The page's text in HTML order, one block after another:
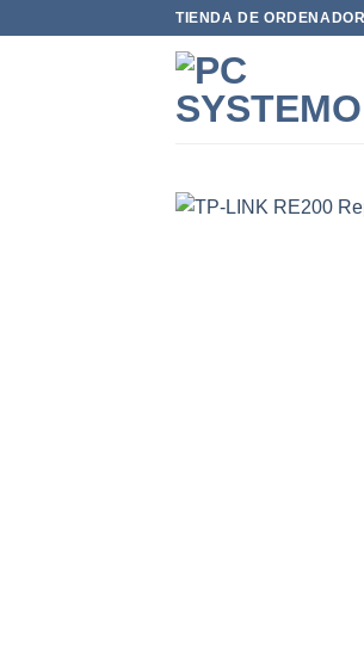
TIENDA DE